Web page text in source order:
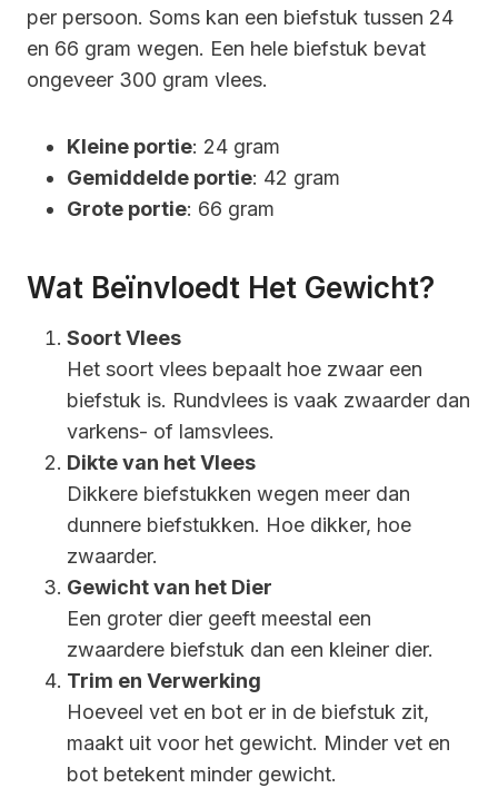
per persoon. Soms kan een biefstuk tussen 24
en 66 gram wegen. Een hele biefstuk bevat
ongeveer 300 gram vlees.
Kleine portie: 24 gram
Gemiddelde portie: 42 gram
Grote portie: 66 gram
Wat Beïnvloedt Het Gewicht?
Soort Vlees
Het soort vlees bepaalt hoe zwaar een
biefstuk is. Rundvlees is vaak zwaarder dan
varkens- of lamsvlees.
Dikte van het Vlees
Dikkere biefstukken wegen meer dan
dunnere biefstukken. Hoe dikker, hoe
zwaarder.
Gewicht van het Dier
Een groter dier geeft meestal een
zwaardere biefstuk dan een kleiner dier.
Trim en Verwerking
Hoeveel vet en bot er in de biefstuk zit,
maakt uit voor het gewicht. Minder vet en
bot betekent minder gewicht.